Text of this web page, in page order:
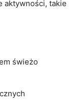
aktywności, takie
⁢świeżo